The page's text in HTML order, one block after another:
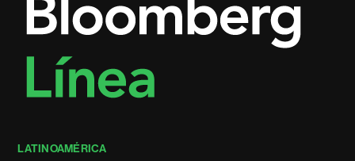
LATINOAMÉRICA